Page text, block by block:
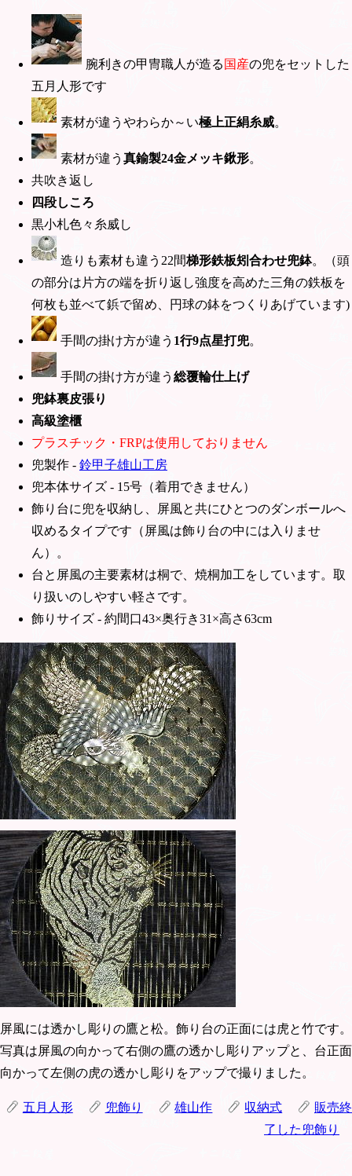
腕利きの甲冑職人が造る 国産の兜をセットした
五月人形です
素材が違うやわらか～い極上正絹糸威。
素材が違う 真鍮製24金メッキ鍬形。
共吹き返し
四段しころ
黒小札色々糸威し
造りも素材も違う22間梯形鉄板矧合わせ兜鉢。（頭
の部分は片方の端を折り返し強度を高めた三角の鉄板を
何枚も並べて鋲で留め、円球の鉢をつくりあげています)
手間の掛け方が違う 1行9点星打兜。
手間の掛け方が違う 総覆輪仕上げ
兜鉢裏皮張り
高級塗櫃
プラスチック・FRPは使用しておりません
兜製作 - 鈴甲子雄山工房
兜本体サイズ - 15号（着用できません）
飾り台に兜を収納し、屏風と共にひとつのダンボールへ
収めるタイプです（屏風は飾り台の中には入りませ
ん）。
台と屏風の主要素材は桐で、焼桐加工をしています。取
り扱いのしやすい軽さです。
飾りサイズ - 約間口43×奥行き31×高さ63cm
屏風には透かし彫りの鷹と松。飾り台の正面には虎と竹です。
写真は屏風の向かって右側の鷹の透かし彫りアップと、台正面
向かって左側の虎の透かし彫りをアップで撮りました。
五月人形 兜飾り 雄山作 収納式
販売終
了した兜飾り